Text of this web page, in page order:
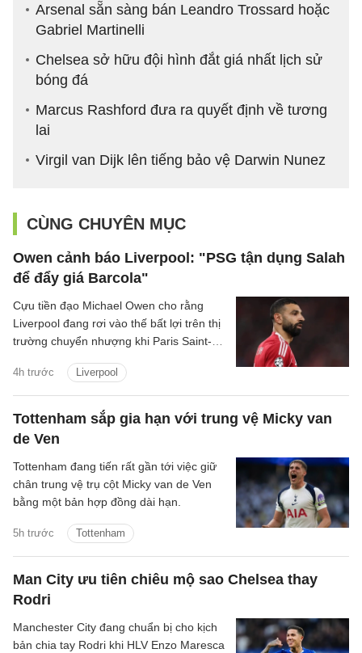
Arsenal sẵn sàng bán Leandro Trossard hoặc
Gabriel Martinelli
Chelsea sở hữu đội hình đắt giá nhất lịch sử
bóng đá
Marcus Rashford đưa ra quyết định về tương
lai
Virgil van Dijk lên tiếng bảo vệ Darwin Nunez
CÙNG CHUYÊN MỤC
Owen cảnh báo Liverpool: "PSG tận dụng Salah
để đẩy giá Barcola"
4h trước Liverpool
Cựu tiền đạo Michael Owen cho rằng
Liverpool đang rơi vào thế bất lợi trên thị
trường chuyển nhượng khi Paris Saint-
người thay Mohamed Salah để đẩy giá
Bradley Barcola lên mức rất cao.
Tottenham sắp gia hạn với trung vệ Micky van
de Ven
5h trước Tottenham
Tottenham đang tiến rất gần tới việc giữ
chân trung vệ trụ cột Micky van de Ven
bằng một bản hợp đồng dài hạn.
Man City ưu tiên chiêu mộ sao Chelsea thay
Rodri
Manchester City đang chuẩn bị cho kịch
bản chia tay Rodri khi HLV Enzo Maresca